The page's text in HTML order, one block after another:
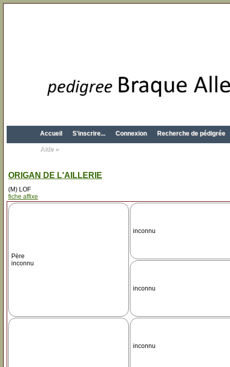
Accueil S'inscrire... Connexion Recherche de pédigrée
Aide »
ORIGAN DE L'AILLERIE
(M) LOF
fiche affixe
Père
inconnu
inconnu
inconnu
inconnu